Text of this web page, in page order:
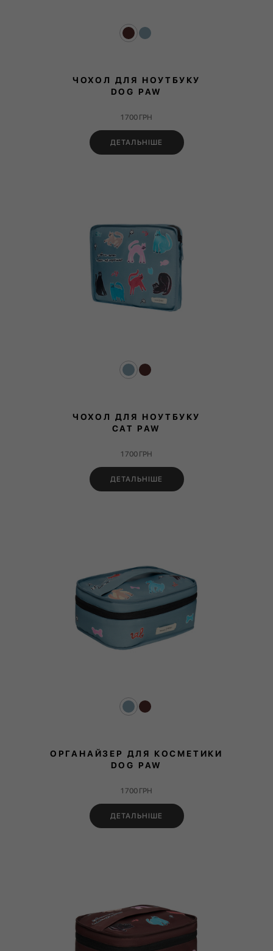
ЧОХОЛ ДЛЯ НОУТБУКУ
DOG PAW
1 700 ГРН
ДЕТАЛЬНІШЕ
ЧОХОЛ ДЛЯ НОУТБУКУ
CAT PAW
1 700 ГРН
ДЕТАЛЬНІШЕ
ОРГАНАЙЗЕР ДЛЯ КОСМЕТИКИ
DOG PAW
1 700 ГРН
ДЕТАЛЬНІШЕ